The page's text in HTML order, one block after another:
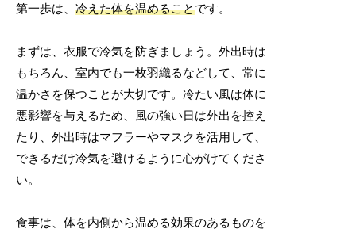
第一歩は、冷えた体を温めることです。
まずは、衣服で冷気を防ぎましょう。外出時は
もちろん、室内でも一枚羽織るなどして、常に
温かさを保つことが大切です。冷たい風は体に
悪影響を与えるため、風の強い日は外出を控え
たり、外出時はマフラーやマスクを活用して、
できるだけ冷気を避けるように心がけてくださ
い。
食事は、体を内側から温める効果のあるものを